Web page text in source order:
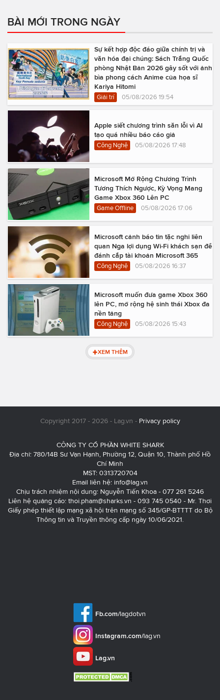
BÀI MỚI TRONG NGÀY
Sự kết hợp độc đáo giữa chính trị và
văn hóa đại chúng: Sách Trắng Quốc
phòng Nhật Bản 2026 gây sốt với ảnh
bìa phong cách Anime của họa sĩ
Kariya Hitomi
Giải trí 05/08/2026 19:54
Apple siết chương trình săn lỗi vì AI
tạo quá nhiều báo cáo giả
Công Nghệ 05/08/2026 17:48
Microsoft Mở Rộng Chương Trình
Tương Thích Ngược, Kỳ Vọng Mang
Game Xbox 360 Lên PC
Game Offline 05/08/2026 17:06
Microsoft cảnh báo tin tặc nghi liên
quan Nga lợi dụng Wi-Fi khách sạn để
đánh cắp tài khoản Microsoft 365
Công Nghệ 05/08/2026 16:37
Microsoft muốn đưa game Xbox 360
lên PC, mở rộng hệ sinh thái Xbox đa
nền tảng
Công Nghệ 05/08/2026 15:43
XEM THÊM
Copyright 2017 - 2026 - Lag.vn - Privacy policy
CÔNG TY CỔ PHẦN WHITE SHARK
Địa chỉ: 780/14B Sư Vạn Hạnh, Phường 12, Quận 10, Thành phố Hồ
Chí Minh
MST: 0313720704
Email liên hệ: info@lag.vn
Chịu trách nhiệm nội dung: Nguyễn Tiến Khoa - 077 261 5246
Liên hệ quảng cáo: thoi.pham@sharks.vn - 093 745 0540 - Mr. Thơi
Giấy phép thiết lập mạng xã hội trên mạng số 345/GP-BTTTT do Bộ
Thông tin và Truyền thông cấp ngày 10/06/2021.
Fb.com/lagdotvn
Instagram.com/lag.vn
Lag.vn